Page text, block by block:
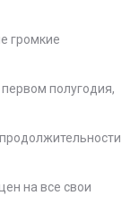
громкие
полугодия,
на все свои